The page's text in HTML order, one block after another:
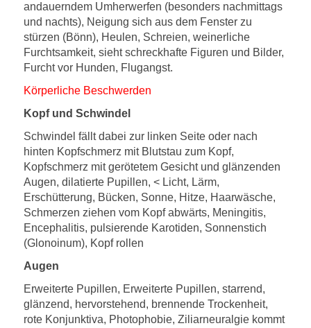
andauerndem Umherwerfen (besonders nachmittags
und nachts), Neigung sich aus dem Fenster zu
stürzen (Bönn), Heulen, Schreien, weinerliche
Furchtsamkeit, sieht schreckhafte Figuren und Bilder,
Furcht vor Hunden, Flugangst.
Körperliche Beschwerden
Kopf und Schwindel
Schwindel fällt dabei zur linken Seite oder nach
hinten Kopfschmerz mit Blutstau zum Kopf,
Kopfschmerz mit gerötetem Gesicht und glänzenden
Augen, dilatierte Pupillen, < Licht, Lärm,
Erschütterung, Bücken, Sonne, Hitze, Haarwäsche,
Schmerzen ziehen vom Kopf abwärts, Meningitis,
Encephalitis, pulsierende Karotiden, Sonnenstich
(Glonoinum), Kopf rollen
Augen
Erweiterte Pupillen, Erweiterte Pupillen, starrend,
glänzend, hervorstehend, brennende Trockenheit,
rote Konjunktiva, Photophobie, Ziliarneuralgie kommt